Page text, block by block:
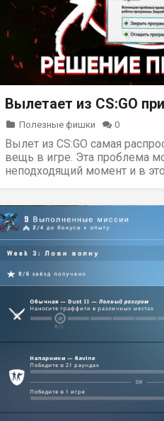
Вылетает из CS:GO
Полезные фишки 0
Вылет из CS:GO самая
вещь в игре. Эта проблема
неподходящий момент и в